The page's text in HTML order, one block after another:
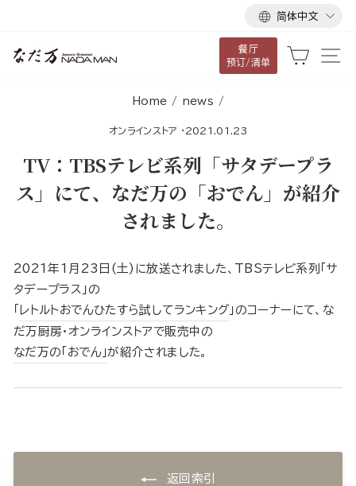
语
言
简体中文
餐厅
预订/清单
大车
Home / news /
オンラインストア · 2021.01.23
TV：TBSテレビ系列「サタデープラ
ス」にて、なだ万の「おでん」が紹介
されました。
2021年1月23日(土)に放送されました、TBSテレビ系列「サ
タデープラス」の
「 レトルトおでんひたすら試してランキング 」のコーナーにて、な
だ万厨房・オンラインストアで販売中の
なだ万の｢おでん｣が紹介されました。
返回索引